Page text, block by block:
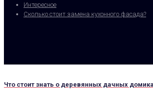
Интересное
Сколько стоит замена кухонного фасада?
Что стоит знать о деревянных дачных